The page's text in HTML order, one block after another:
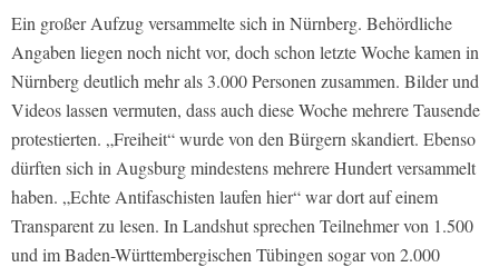
Ein großer Aufzug versammelte sich in Nürnberg. Behördliche
Angaben liegen noch nicht vor, doch schon letzte Woche kamen in
Nürnberg deutlich mehr als 3.000 Personen zusammen. Bilder und
Videos lassen vermuten, dass auch diese Woche mehrere Tausende
protestierten. „Freiheit“ wurde von den Bürgern skandiert. Ebenso
dürften sich in Augsburg mindestens mehrere Hundert versammelt
haben. „Echte Antifaschisten laufen hier“ war dort auf einem
Transparent zu lesen. In Landshut sprechen Teilnehmer von 1.500
und im Baden-Württembergischen Tübingen sogar von 2.000